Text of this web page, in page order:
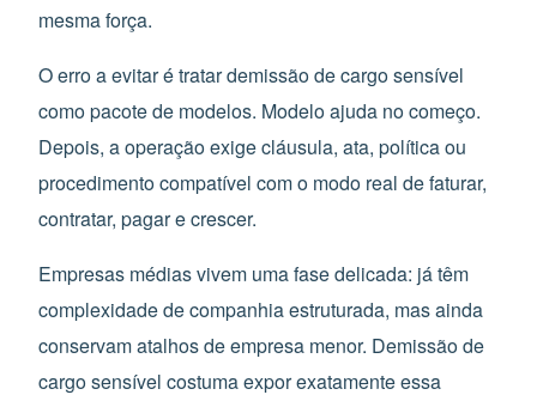
mesma força.
O erro a evitar é tratar demissão de cargo sensível
como pacote de modelos. Modelo ajuda no começo.
Depois, a operação exige cláusula, ata, política ou
procedimento compatível com o modo real de faturar,
contratar, pagar e crescer.
Empresas médias vivem uma fase delicada: já têm
complexidade de companhia estruturada, mas ainda
conservam atalhos de empresa menor. Demissão de
cargo sensível costuma expor exatamente essa